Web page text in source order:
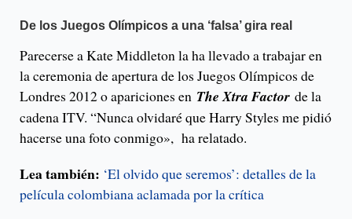
De los Juegos Olímpicos a una ‘falsa’ gira real
Parecerse a Kate Middleton la ha llevado a trabajar en
la ceremonia de apertura de los Juegos Olímpicos de
Londres 2012 o apariciones en The Xtra Factor de la
cadena ITV. “Nunca olvidaré que Harry Styles me pidió
hacerse una foto conmigo», ha relatado.
Lea también: ‘El olvido que seremos’: detalles de la
película colombiana aclamada por la crítica